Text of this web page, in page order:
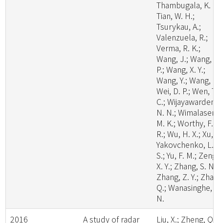
Thambugala, K.
Tian, W. H.;
Tsurykau, A.;
Valenzuela, R.;
Verma, R. K.;
Wang, J.; Wang,
P.; Wang, X. Y.;
Wang, Y.; Wang,
Wei, D. P.; Wen, T.
C.;
N. N.;
M. K.; Worthy, F.
R.; Wu, H. X.; Xu,
Yakovchenko, L.
S.; Yu, F. M.; Zeng,
X. Y.; Zhang, S. N.;
Zhang, Z. Y.;
Q.; Wanasinghe,
N.
2016
A study of radar Liu, X.; Zheng, Q.